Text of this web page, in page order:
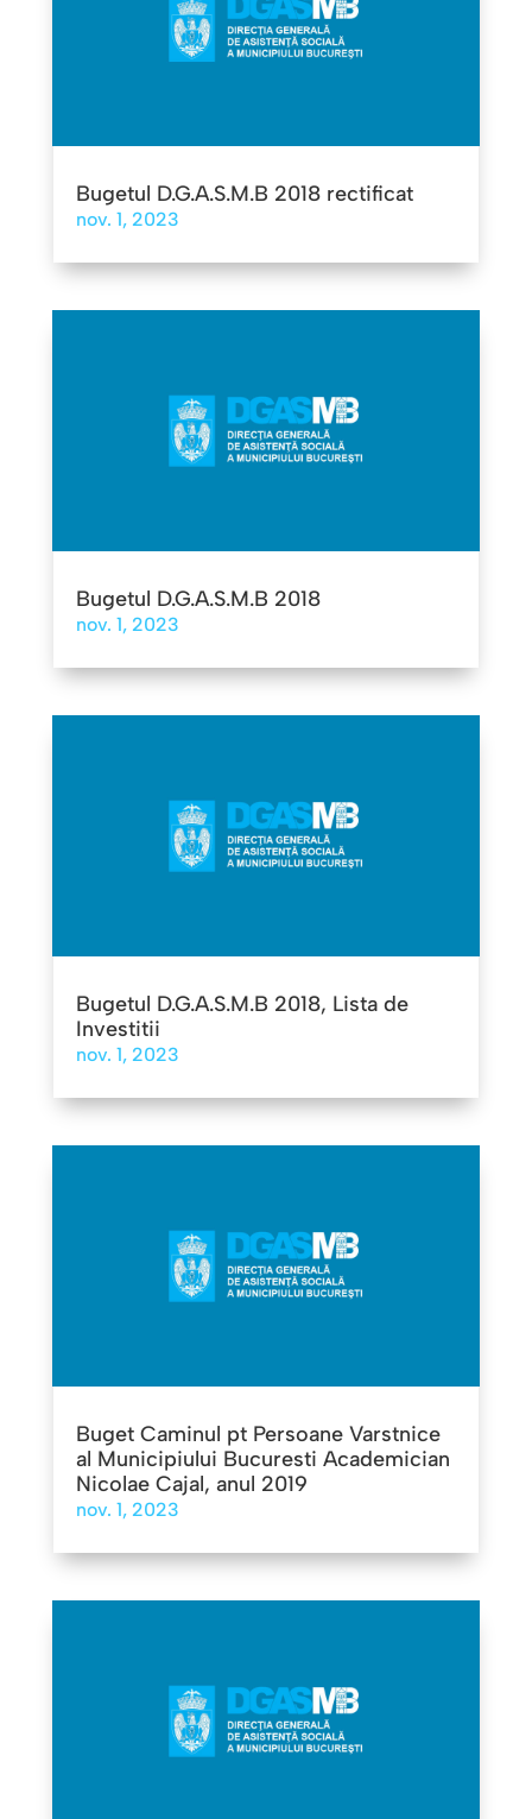
Bugetul D.G.A.S.M.B 2018 rectificat
nov. 1, 2023
Bugetul D.G.A.S.M.B 2018
nov. 1, 2023
Bugetul D.G.A.S.M.B 2018, Lista de
Investitii
nov. 1, 2023
Buget Caminul pt Persoane Varstnice
al Municipiului Bucuresti Academician
Nicolae Cajal, anul 2019
nov. 1, 2023